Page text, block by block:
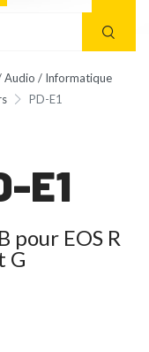
Audio / Informatique
PD-E1
E1
pour EOS R
G